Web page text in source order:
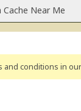
and conditions in